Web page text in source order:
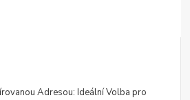
Adresou: Ideální Volba pro